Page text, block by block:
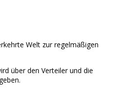
Welt zur regelmäßigen
über den Verteiler und die